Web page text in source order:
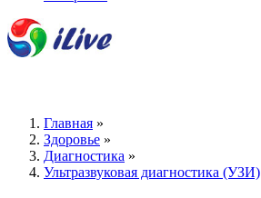
Главная »
Здоровье »
Диагностика »
Ультразвуковая диагностика (УЗИ)